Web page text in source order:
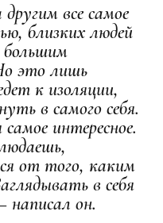
все самое
близких людей
это лишь
к изоляции,
в самого себя.
интересное.
от того, каким
в себя
написал он.